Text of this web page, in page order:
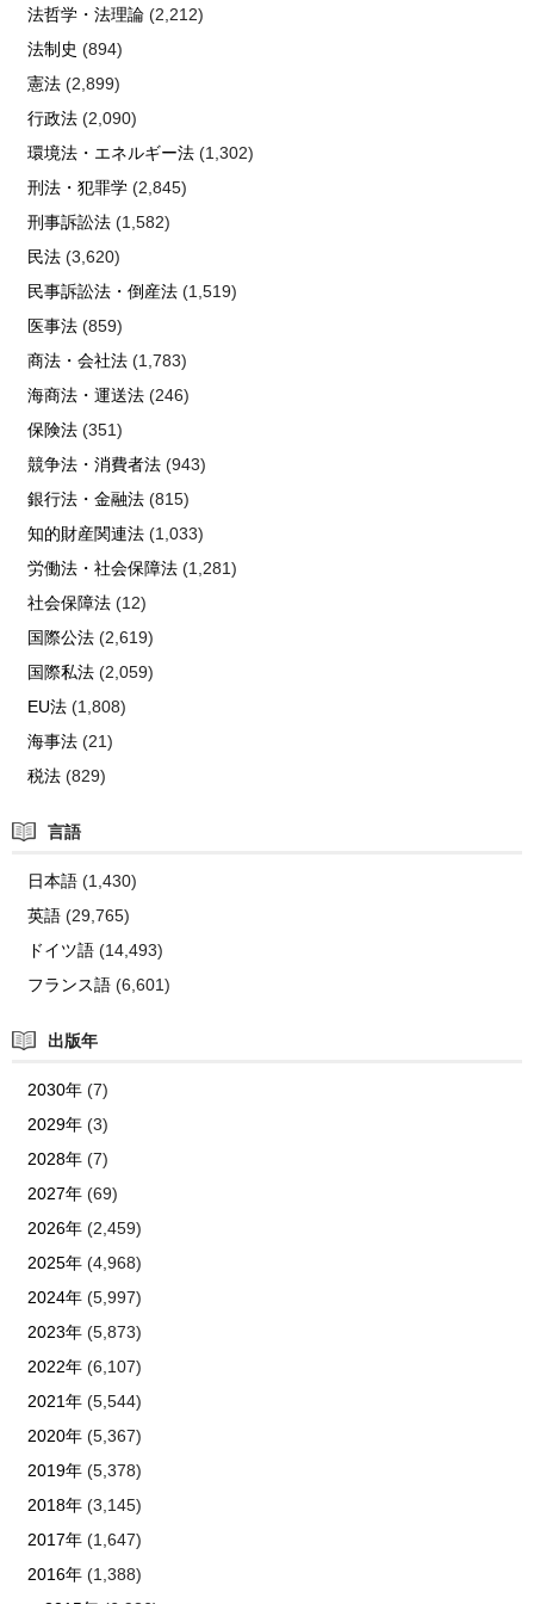
法哲学・法理論(2,212)
法制史 (894)
憲法(2,899)
行政法(2,090)
環境法・エネルギー法(1,302)
刑法・犯罪学(2,845)
刑事訴訟法(1,582)
民法(3,620)
民事訴訟法・倒産法(1,519)
医事法(859)
商法・会社法(1,783)
海商法・運送法(246)
保険法(351)
競争法・消費者法(943)
銀行法・金融法(815)
知的財産関連法(1,033)
労働法・社会保障法(1,281)
社会保障法(12)
国際公法(2,619)
国際私法(2,059)
EU法(1,808)
海事法(21)
税法(829)
言語
日本語(1,430)
英語(29,765)
ドイツ語(14,493)
フランス語(6,601)
出版年
2030年(7)
2029年(3)
2028年(7)
2027年(69)
2026年(2,459)
2025年(4,968)
2024年(5,997)
2023年(5,873)
2022年(6,107)
2021年(5,544)
2020年(5,367)
2019年(5,378)
2018年(3,145)
2017年(1,647)
2016年(1,388)